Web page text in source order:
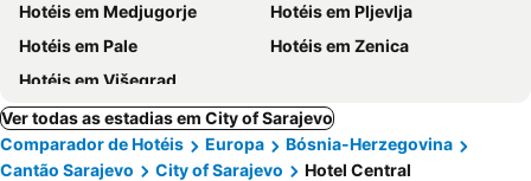
Hotéis em Medjugorje
Hotéis em Pljevlja
Hotéis em Pale
Hotéis em Zenica
Hotéis em Višegrad
Ver todas as estadias em City of Sarajevo
Comparador de Hotéis
Europa
Bósnia-Herzegovina
Cantão Sarajevo
City of Sarajevo Hotel Central